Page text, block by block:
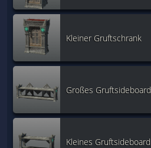
Kleiner Gruftschrank
Großes Gruftsideboard
Kleines Gruftsideboard